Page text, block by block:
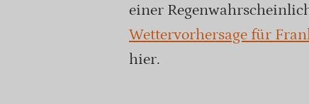
einer
Wettervorhersage für
hier.